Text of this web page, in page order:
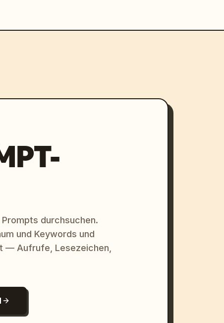
durchsuchen.
und Keywords und
— Aufrufe, Lesezeichen,